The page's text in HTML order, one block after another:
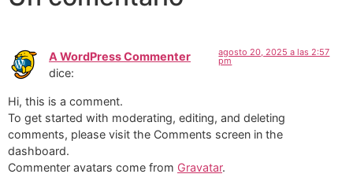
A WordPress Commenter
dice:
agosto 20, 2025 a las 2:57
pm
Hi, this is a comment.
To get started with moderating, editing, and deleting
comments, please visit the Comments screen in the
dashboard.
Commenter avatars come from Gravatar.